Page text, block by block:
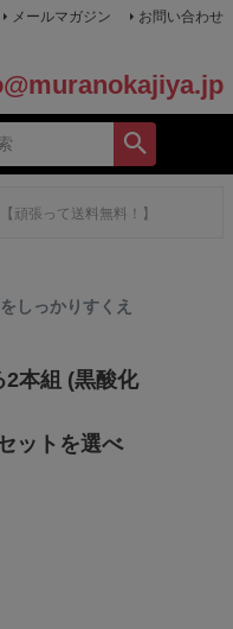
メールマガジン お問い合わせ
張って送料無料！】
しっかりすくえ
2本組 (黒酸化
ットを選べ